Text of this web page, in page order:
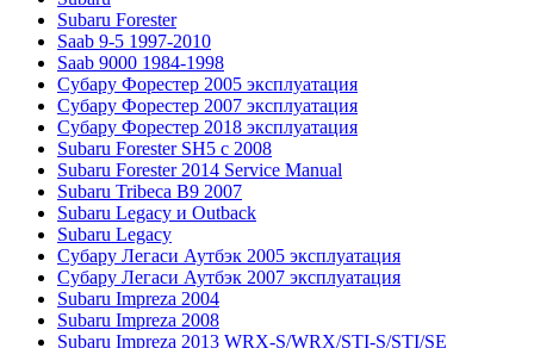
Subaru Forester
Saab 9-5 1997-2010
Saab 9000 1984-1998
Субару Форестер 2005 эксплуатация
Субару Форестер 2007 эксплуатация
Субару Форестер 2018 эксплуатация
Subaru Forester SH5 с 2008
Subaru Forester 2014 Service Manual
Subaru Tribeca В9 2007
Subaru Legacy и Outback
Subaru Legacy
Субару Легаси Аутбэк 2005 эксплуатация
Субару Легаси Аутбэк 2007 эксплуатация
Subaru Impreza 2004
Subaru Impreza 2008
Subaru Impreza 2013 WRX-S/WRX/STI-S/STI/SE